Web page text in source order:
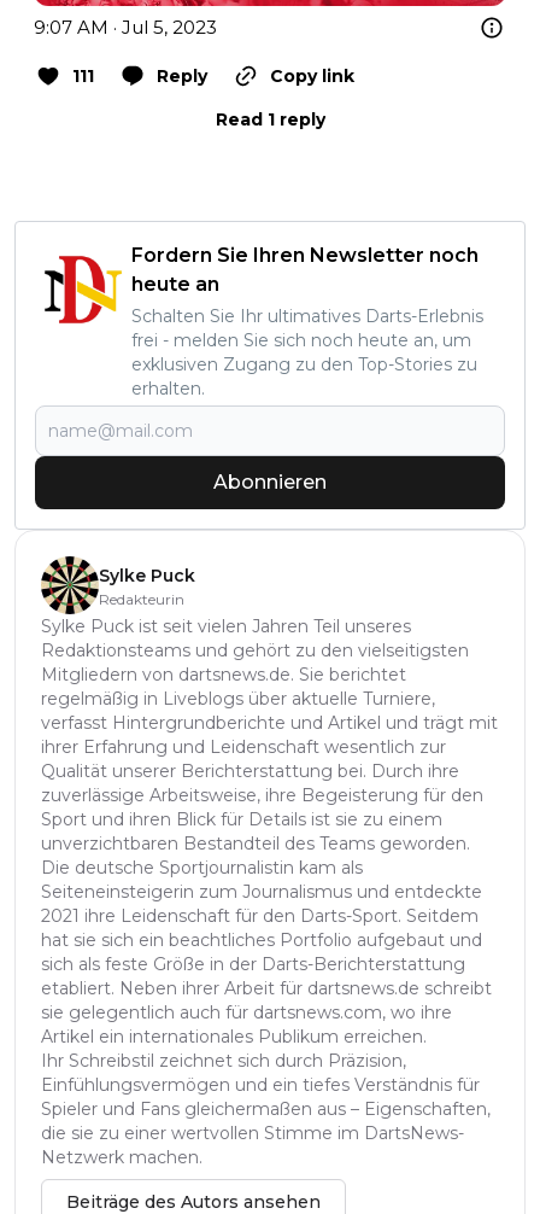
9:07 AM · Jul 5, 2023
111 Reply
Copy link
Read 1 reply
Fordern Sie Ihren Newsletter noch
heute an
Schalten Sie Ihr ultimatives Darts-Erlebnis
frei - melden Sie sich noch heute an, um
exklusiven Zugang zu den Top-Stories zu
erhalten.
Abonnieren
Sylke Puck
Redakteurin
Sylke Puck ist seit vielen Jahren Teil unseres
Redaktionsteams und gehört zu den vielseitigsten
Mitgliedern von dartsnews.de. Sie berichtet
regelmäßig in Liveblogs über aktuelle Turniere,
verfasst Hintergrundberichte und Artikel und trägt mit
ihrer Erfahrung und Leidenschaft wesentlich zur
Qualität unserer Berichterstattung bei. Durch ihre
zuverlässige Arbeitsweise, ihre Begeisterung für den
Sport und ihren Blick für Details ist sie zu einem
unverzichtbaren Bestandteil des Teams geworden.
Die deutsche Sportjournalistin kam als
Seiteneinsteigerin zum Journalismus und entdeckte
2021 ihre Leidenschaft für den Darts-Sport. Seitdem
hat sie sich ein beachtliches Portfolio aufgebaut und
sich als feste Größe in der Darts-Berichterstattung
etabliert. Neben ihrer Arbeit für dartsnews.de schreibt
sie gelegentlich auch für dartsnews.com, wo ihre
Artikel ein internationales Publikum erreichen.
Ihr Schreibstil zeichnet sich durch Präzision,
Einfühlungsvermögen und ein tiefes Verständnis für
Spieler und Fans gleichermaßen aus – Eigenschaften,
die sie zu einer wertvollen Stimme im DartsNews-
Netzwerk machen.
Beiträge des Autors ansehen